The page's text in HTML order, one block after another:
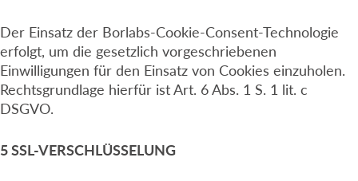
Der Einsatz der Borlabs-Cookie-Consent-Technologie
erfolgt, um die gesetzlich vorgeschriebenen
Einwilligungen für den Einsatz von Cookies einzuholen.
Rechtsgrundlage hierfür ist Art. 6 Abs. 1 S. 1 lit. c
DSGVO.
5 SSL-VERSCHLÜSSELUNG